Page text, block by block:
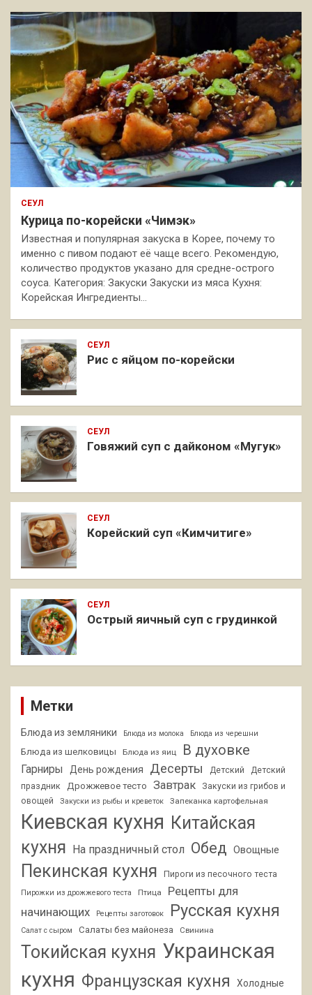
СЕУЛ
Курица по-корейски «Чимэк»
Известная и популярная закуска в Корее, почему то
именно с пивом подают её чаще всего. Рекомендую,
количество продуктов указано для средне-острого
соуса. Категория: Закуски Закуски из мяса Кухня:
Корейская Ингредиенты…
СЕУЛ
Рис с яйцом по-корейски
СЕУЛ
Говяжий суп с дайконом «Мугук»
СЕУЛ
Корейский суп «Кимчитиге»
СЕУЛ
Острый яичный суп с грудинкой
Метки
Блюда из земляники Блюда из молока Блюда из черешни
Блюда из шелковицы Блюда из яиц В духовке
Гарниры День рождения Десерты Детский
Детский
праздник
Дрожжевое тесто Завтрак
Закуски из грибов и
овощей
Закуски из рыбы и креветок Запеканка картофельная
Киевская кухня Китайская
кухня На праздничный стол Обед Овощные
Пекинская кухня Пироги из песочного теста
Пирожки из дрожжевого теста Птица
Рецепты для
начинающих
Рецепты заготовок Русская кухня
Салат с сыром Салаты без майонеза Свинина
Токийская кухня Украинская
кухня Французская кухня
Холодные